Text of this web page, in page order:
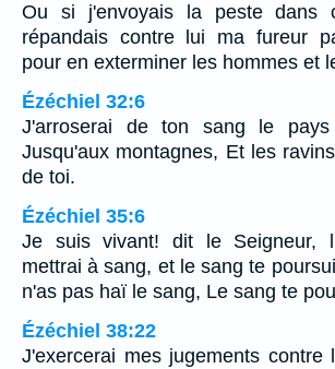
Ou si j'envoyais la peste dans
répandais contre lui ma fureur
pour en exterminer les hommes et
Ézéchiel 32:6
J'arroserai de ton sang le
Jusqu'aux montagnes, Et les
de toi.
Ézéchiel 35:6
Je suis vivant! dit le Seigneur,
mettrai à sang, et le sang te
n'as pas haï le sang, Le sang te
Ézéchiel 38:22
J'exercerai mes jugements contre